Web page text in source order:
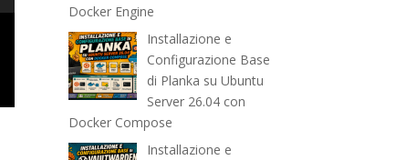
Docker Engine
Installazione e
Configurazione Base
di Planka su Ubuntu
Server 26.04 con
Docker Compose
Installazione e